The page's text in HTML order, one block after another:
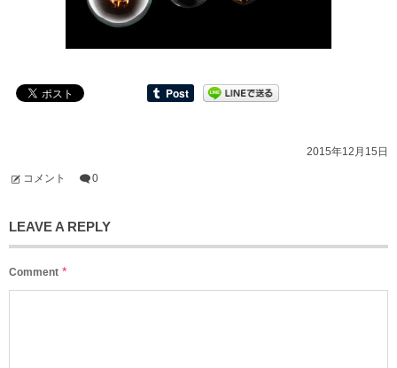
2015年12月15日
コメント 0
LEAVE A REPLY
Comment *